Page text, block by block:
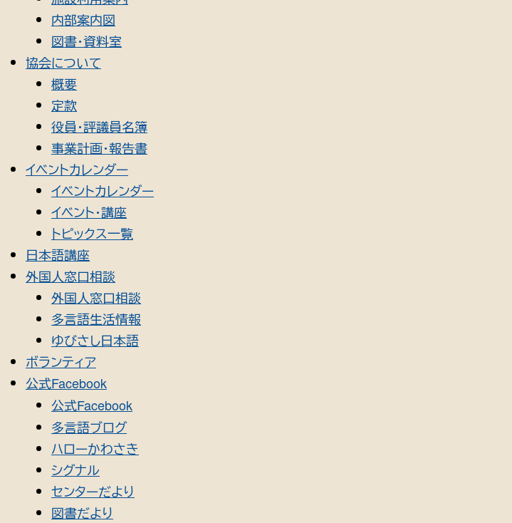
内部案内図
図書・資料室
協会について
概要
定款
役員・評議員名簿
事業計画・報告書
イベントカレンダー
イベントカレンダー
イベント・講座
トピックス一覧
日本語講座
外国人窓口相談
外国人窓口相談
多言語生活情報
ゆびさし日本語
ボランティア
公式Facebook
公式Facebook
多言語ブログ
ハローかわさき
シグナル
センターだより
図書だより